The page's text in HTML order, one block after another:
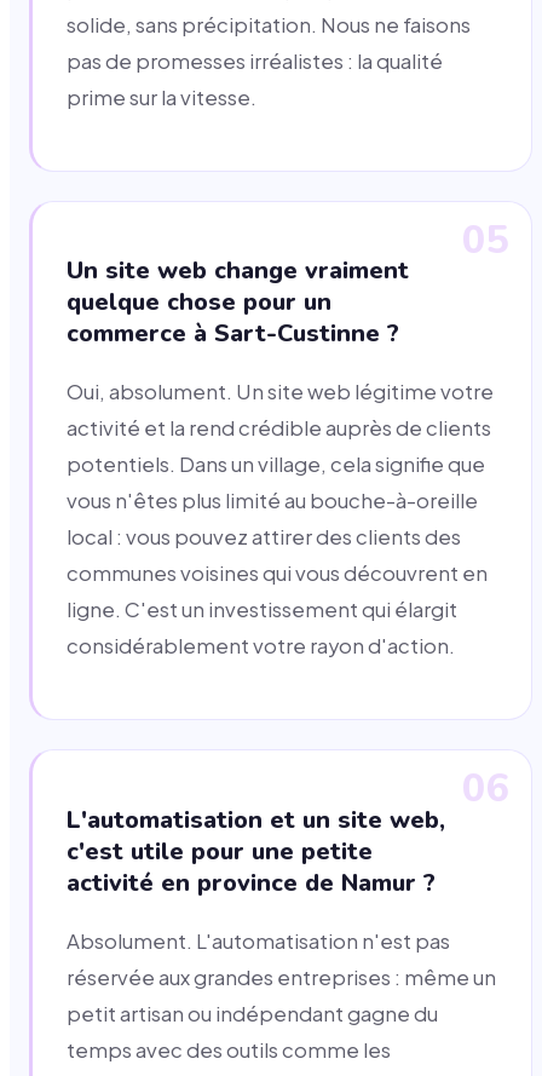
solide, sans précipitation. Nous ne faisons
pas de promesses irréalistes : la qualité
prime sur la vitesse.
05
Un site web change vraiment
quelque chose pour un
commerce à Sart-Custinne ?
Oui, absolument. Un site web légitime votre
activité et la rend crédible auprès de clients
potentiels. Dans un village, cela signifie que
vous n'êtes plus limité au bouche-à-oreille
local : vous pouvez attirer des clients des
communes voisines qui vous découvrent en
ligne. C'est un investissement qui élargit
considérablement votre rayon d'action.
06
L'automatisation et un site web,
c'est utile pour une petite
activité en province de Namur ?
Absolument. L'automatisation n'est pas
réservée aux grandes entreprises : même un
petit artisan ou indépendant gagne du
temps avec des outils comme les